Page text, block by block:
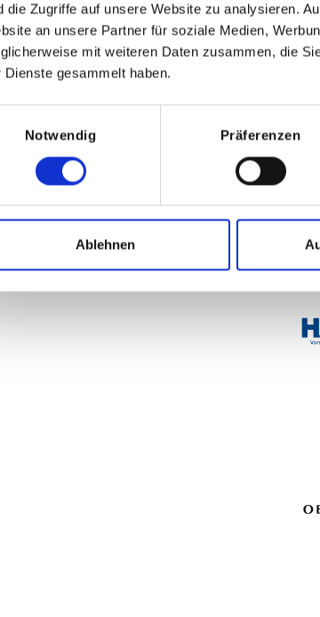
die Zugriffe auf unsere Website zu analysieren.
an unsere Partner für soziale Medien,
mit weiteren Daten zusammen, die
Dienste gesammelt haben.
Notwendig
Präferenzen
Ablehnen